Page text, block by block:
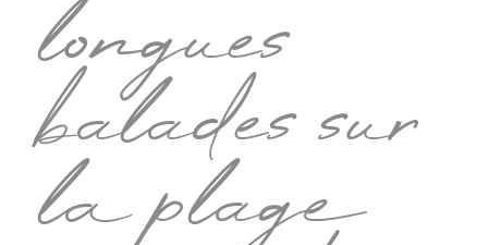
longues
balades sur
la plage